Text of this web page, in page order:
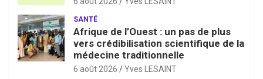
SANTÉ
Afrique de l’Ouest : un pas de plus
vers crédibilisation scientifique de la
médecine traditionnelle
6 août 2026 Yves LESAINT